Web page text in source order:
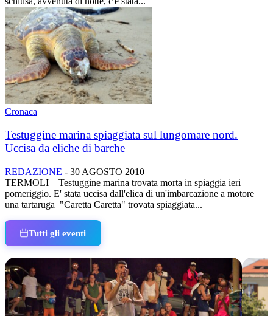
Cronaca
Testuggine marina spiaggiata sul lungomare nord.
Uccisa da eliche di barche
REDAZIONE - 30 AGOSTO 2010
TERMOLI _ Testuggine marina trovata morta in spiaggia ieri
pomeriggio. E' stata uccisa dall'elica di un'imbarcazione a motore
una tartaruga "Caretta Caretta" trovata spiaggiata...
Tutti gli eventi